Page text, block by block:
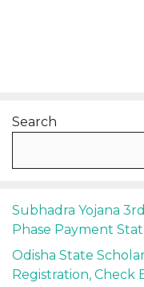
Search
Subhadra Yojana
Phase Payment
Odisha State
Registration, Check